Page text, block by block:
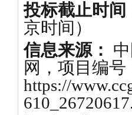
投标截止时间
京时间）
信息来源：
网，项目编号
https://